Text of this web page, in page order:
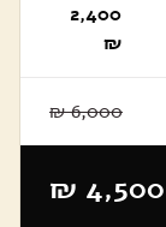
2,400
₪
6,000
₪
4,500 ₪